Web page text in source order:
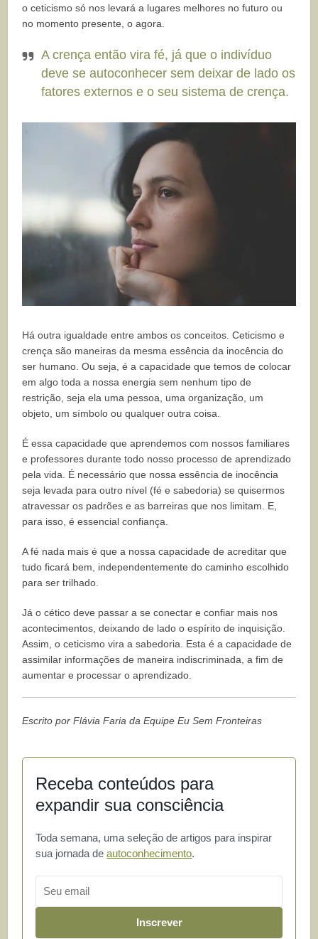
o ceticismo só nos levará a lugares melhores no futuro ou
no momento presente, o agora.
A crença então vira fé, já que o indivíduo
deve se autoconhecer sem deixar de lado os
fatores externos e o seu sistema de crença.
Há outra igualdade entre ambos os conceitos. Ceticismo e
crença são maneiras da mesma essência da inocência do
ser humano. Ou seja, é a capacidade que temos de colocar
em algo toda a nossa energia sem nenhum tipo de
restrição, seja ela uma pessoa, uma organização, um
objeto, um símbolo ou qualquer outra coisa.
É essa capacidade que aprendemos com nossos familiares
e professores durante todo nosso processo de aprendizado
pela vida. É necessário que nossa essência de inocência
seja levada para outro nível (fé e sabedoria) se quisermos
atravessar os padrões e as barreiras que nos limitam. E,
para isso, é essencial confiança.
A fé nada mais é que a nossa capacidade de acreditar que
tudo ficará bem, independentemente do caminho escolhido
para ser trilhado.
Já o cético deve passar a se conectar e confiar mais nos
acontecimentos, deixando de lado o espírito de inquisição.
Assim, o ceticismo vira a sabedoria. Esta é a capacidade de
assimilar informações de maneira indiscriminada, a fim de
aumentar e processar o aprendizado.
Escrito por Flávia Faria da Equipe Eu Sem Fronteiras
Receba conteúdos para
expandir sua consciência
Toda semana, uma seleção de artigos para inspirar
sua jornada deautoconhecimento.
Inscrever